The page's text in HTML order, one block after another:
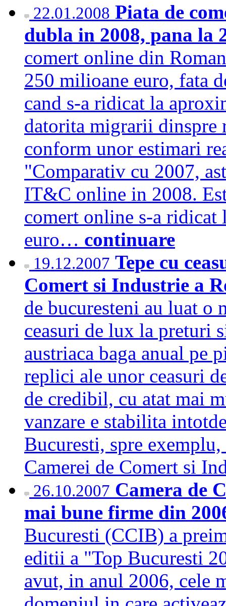
22.01.2008 Piata de
dubla in 2008, pana la
comert online din
250 milioane euro, fata
cand s-a ridicat la
datorita migrarii dinspre
conform unor estimari
"Comparativ cu 2007,
IT&C online in 2008.
comert online s-a
euro… continuare
19.12.2007 Tepe cu
Comert si Industrie a
de bucuresteni au luat o
ceasuri de lux la preturi
austriaca baga anual pe
replici ale unor ceasuri
de credibil, cu atat mai
vanzare e stabilita
Bucuresti, spre
Camerei de Comert si
26.10.2007 Camera de
mai bune firme din
Bucuresti (CCIB) a
editii a "Top Bucuresti
avut, in anul 2006, cele